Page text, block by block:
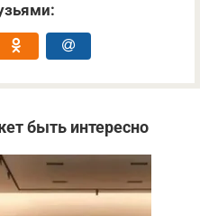
быть интересно